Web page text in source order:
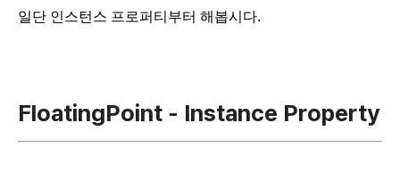
일단 인스턴스 프로퍼티부터 해봅시다.
FloatingPoint - Instance Property